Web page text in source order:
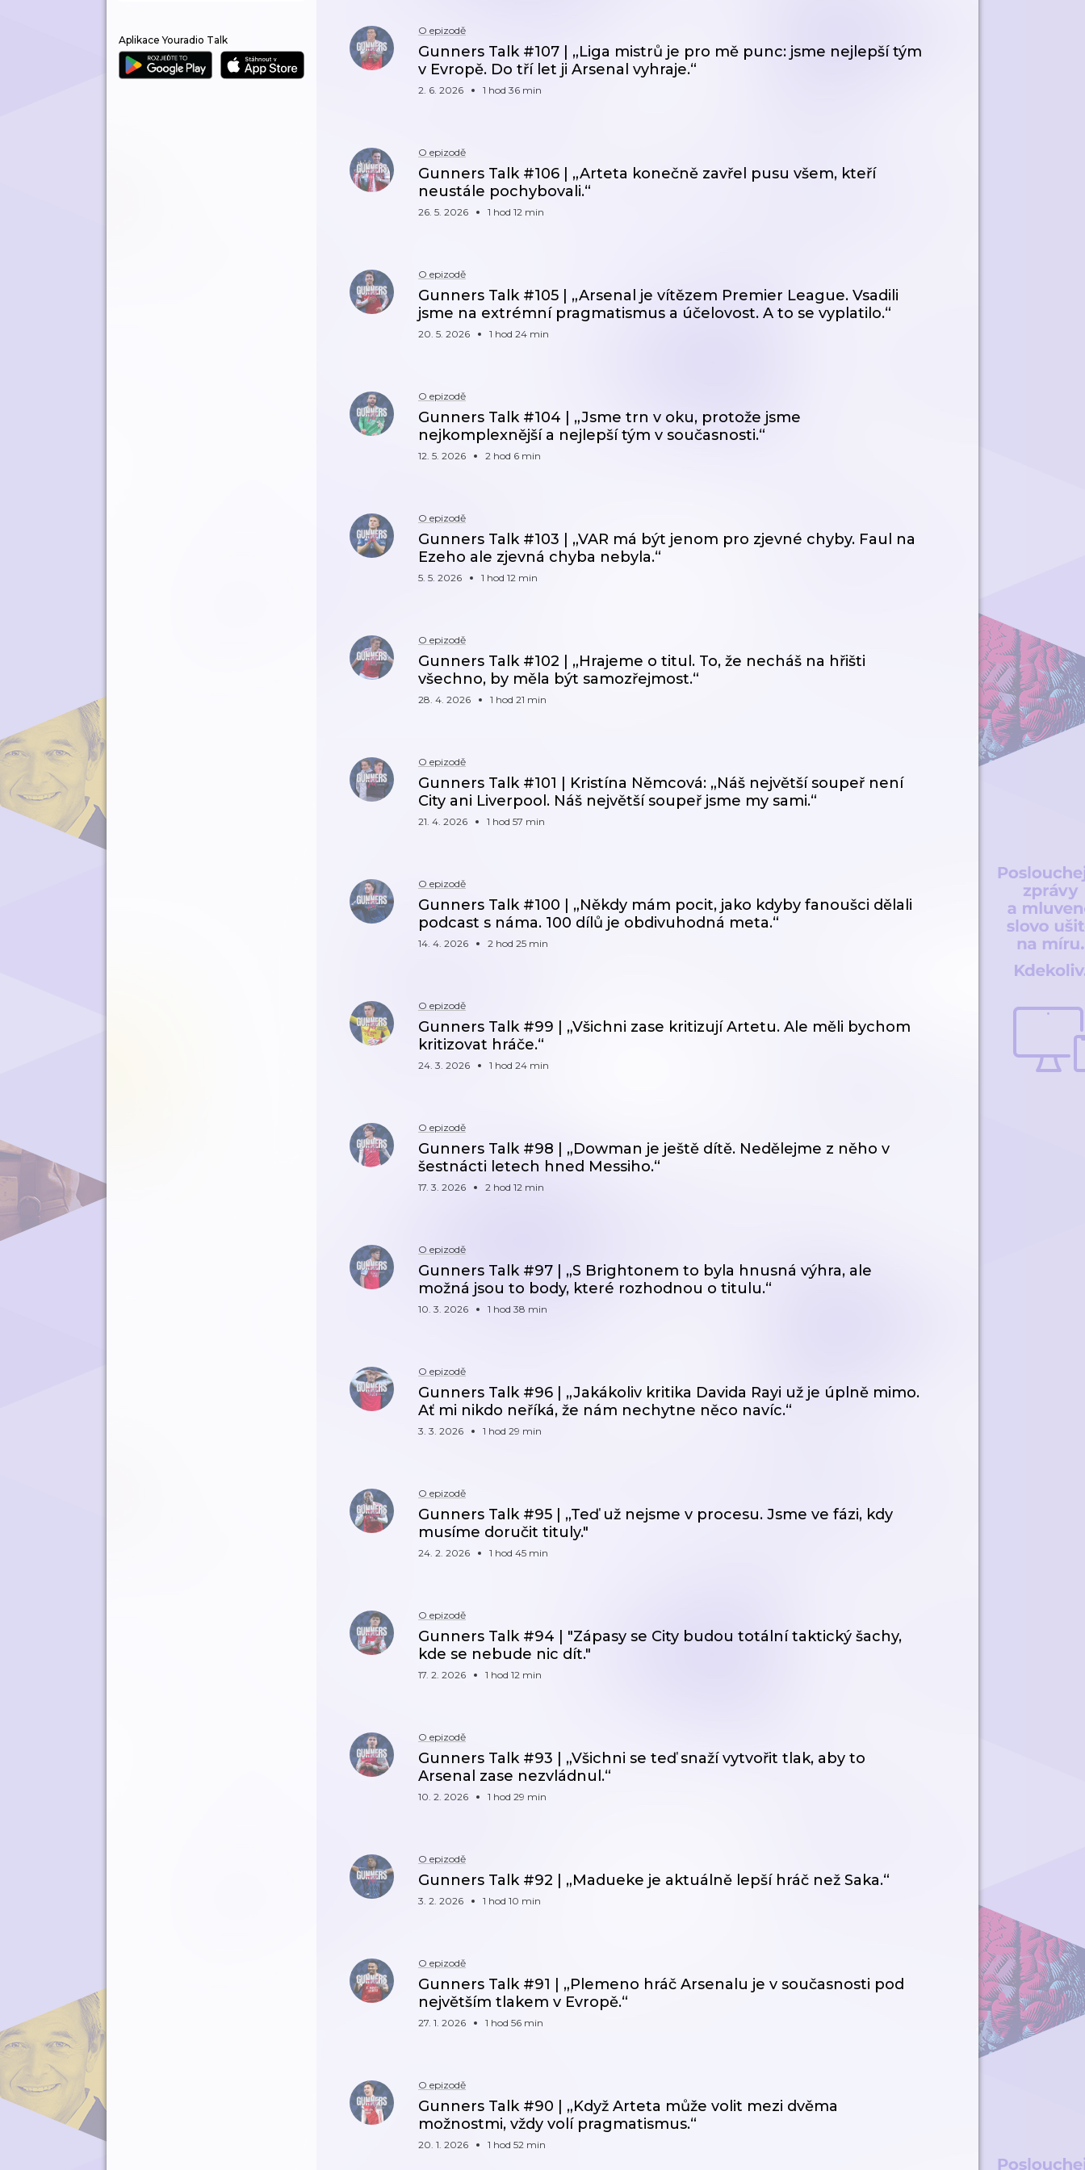
Aplikace Youradio Talk
O epizodě
Gunners Talk #107 | „Liga mistrů je pro mě punc: jsme nejlepší tým
v Evropě. Do tří let ji Arsenal vyhraje.“
2. 6. 2026 1 hod 36 min
O epizodě
Gunners Talk #106 | „Arteta konečně zavřel pusu všem, kteří
neustále pochybovali.“
26. 5. 2026 1 hod 12 min
O epizodě
Gunners Talk #105 | „Arsenal je vítězem Premier League. Vsadili
jsme na extrémní pragmatismus a účelovost. A to se vyplatilo.“
20. 5. 2026 1 hod 24 min
O epizodě
Gunners Talk #104 | „Jsme trn v oku, protože jsme
nejkomplexnější a nejlepší tým v současnosti.“
12. 5. 2026 2 hod 6 min
O epizodě
Gunners Talk #103 | „VAR má být jenom pro zjevné chyby. Faul na
Ezeho ale zjevná chyba nebyla.“
5. 5. 2026 1 hod 12 min
O epizodě
Gunners Talk #102 | „Hrajeme o titul. To, že necháš na hřišti
všechno, by měla být samozřejmost.“
28. 4. 2026 1 hod 21 min
O epizodě
Gunners Talk #101 | Kristína Němcová: „Náš největší soupeř není
City ani Liverpool. Náš největší soupeř jsme my sami.“
21. 4. 2026 1 hod 57 min
O epizodě
Gunners Talk #100 | „Někdy mám pocit, jako kdyby fanoušci dělali
podcast s náma. 100 dílů je obdivuhodná meta.“
14. 4. 2026 2 hod 25 min
O epizodě
Gunners Talk #99 | „Všichni zase kritizují Artetu. Ale měli bychom
kritizovat hráče.“
24. 3. 2026 1 hod 24 min
O epizodě
Gunners Talk #98 | „Dowman je ještě dítě. Nedělejme z něho v
šestnácti letech hned Messiho.“
17. 3. 2026 2 hod 12 min
O epizodě
Gunners Talk #97 | „S Brightonem to byla hnusná výhra, ale
možná jsou to body, které rozhodnou o titulu.“
10. 3. 2026 1 hod 38 min
O epizodě
Gunners Talk #96 | „Jakákoliv kritika Davida Rayi už je úplně mimo.
Ať mi nikdo neříká, že nám nechytne něco navíc.“
3. 3. 2026 1 hod 29 min
O epizodě
Gunners Talk #95 | „Teď už nejsme v procesu. Jsme ve fázi, kdy
musíme doručit tituly."
24. 2. 2026 1 hod 45 min
O epizodě
Gunners Talk #94 | "Zápasy se City budou totální taktický šachy,
kde se nebude nic dít."
17. 2. 2026 1 hod 12 min
O epizodě
Gunners Talk #93 | „Všichni se teď snaží vytvořit tlak, aby to
Arsenal zase nezvládnul.“
10. 2. 2026 1 hod 29 min
O epizodě
Gunners Talk #92 | „Madueke je aktuálně lepší hráč než Saka.“
3. 2. 2026 1 hod 10 min
O epizodě
Gunners Talk #91 | „Plemeno hráč Arsenalu je v současnosti pod
největším tlakem v Evropě.“
27. 1. 2026 1 hod 56 min
O epizodě
Gunners Talk #90 | „Když Arteta může volit mezi dvěma
možnostmi, vždy volí pragmatismus.“
20. 1. 2026 1 hod 52 min